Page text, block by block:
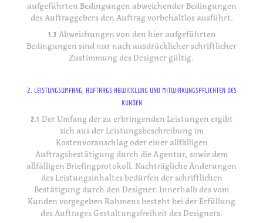
aufgeführten Bedingungen abweichender Bedingungen
des Auftraggebers den Auftrag vorbehaltlos ausführt.
1.3 Abweichungen von den hier aufgeführten
Bedingungen sind nur nach ausdrücklicher schriftlicher
Zustimmung des Designer gültig.
2. LEISTUNGSUMFANG, AUFTRAGS ABWICKLUNG UND MITWIRKUNGSPFLICHTEN DES
KUNDEN
2.1 Der Umfang der zu erbringenden Leistungen ergibt
sich aus der Leistungsbeschreibung im
Kostenvoranschlag oder einer allfälligen
Auftragsbestätigung durch die Agentur, sowie dem
allfälligen Briefingprotokoll. Nachträgliche Änderungen
des Leistungsinhaltes bedürfen der schriftlichen
Bestätigung durch den Designer. Innerhalb des vom
Kunden vorgegeben Rahmens besteht bei der Erfüllung
des Auftrages Gestaltungsfreiheit des Designers.